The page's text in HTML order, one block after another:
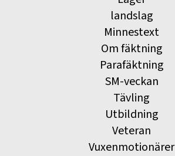
landslag
Minnestext
Om fäktning
Parafäktning
SM-veckan
Tävling
Utbildning
Veteran
Vuxenmotionärer